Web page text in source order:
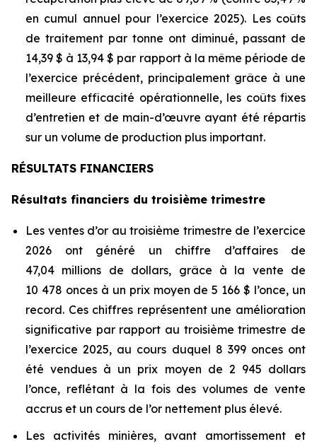
en cumul annuel pour l’exercice 2025). Les coûts
de traitement par tonne ont diminué, passant de
14,39 $ à 13,94 $ par rapport à la même période de
l’exercice précédent, principalement grâce à une
meilleure efficacité opérationnelle, les coûts fixes
d’entretien et de main-d’œuvre ayant été répartis
sur un volume de production plus important.
RÉSULTATS FINANCIERS
Résultats financiers du troisième trimestre
Les ventes d’or au troisième trimestre de l’exercice
2026 ont généré un chiffre d’affaires de
47,04 millions de dollars, grâce à la vente de
10 478 onces à un prix moyen de 5 166 $ l’once, un
record. Ces chiffres représentent une amélioration
significative par rapport au troisième trimestre de
l’exercice 2025, au cours duquel 8 399 onces ont
été vendues à un prix moyen de 2 945 dollars
l’once, reflétant à la fois des volumes de vente
accrus et un cours de l’or nettement plus élevé.
Les activités minières, avant amortissement et